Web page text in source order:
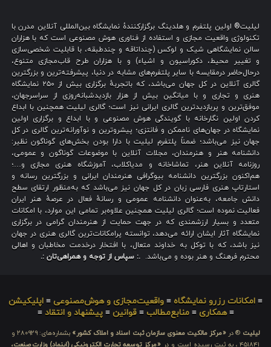
لیلیت® اولین پلتفرم و هلدینگ برگزارکنندهٔ نمایشگاه بین‌المللی آنلاین مدرن با
تکنولوژی واقعیت مجازی و استفاده از فناوری هوش مصنوعی است که با هزاران
سالن نمایشگاهی شیک و لوکس (چنداتاقه و چندطبقه، با قابلیت شخصی‌سازی
و تغییر محیط، دکوراسیون و اشیاء) و با هزاران طرح قاب‌مجازی متنوع،
درحال‌حاضر درمقایسه با سایر پلتفرم‌های مشابه در دنیا، پیشرفته‌ترین و بزرگترین
گالری آنلاین در کل جهان می‌باشد، که باتجربهٔ برگزاری بیش از ۲۵۰ نمایشگاه
هنری و تجاری و با میانگین بیش از هزار بازدیدشبانه‌روزی از سراسرجهان،
موفق‌ترین و پربازدیدترین گالری ایرانی نیز است؛ گالری لیلیت همچنین با ابداع
کردن اولین نگارخانه با گویندگی هوش مصنوعی و با ابداع و برگزاری اولین
نمایشگاه در جهان‌های ناممکن و فانتزی؛ پیشروترین و نوآورانه‌ترین گالری در کل
جهان نیز می‌باشد؛ ضمناً پلتفرم لیلیت با دارا بودن بخش‌های گوناگون نظیر:
دانشنامه هنر و هنرمندان، مجلات آنلاین با موضوعات گوناگون و عمومی،
روزنامه آنلاین هنر، تماشاخانه و مدیاکلاب، آموزشگاه هنری مجازی و…؛
هم‌اکنون بزرگترین دانشنامه بیوگرافی هنرمندان ایرانی و بزرگترین رسانه و
استارتاپ هنری فارسی زبان در کل جهان نیز می‌باشد که به‌منظور ارتقای سطح
دانش جامعه، به‌عنوان دانشنامه عمومی و رسانهٔ فعال در عرصهٔ هنر ایران
فعالیت نموده است؛ گالری لیلیت همچنین علاوه‌بر تمامی این موارد، با امکانات
متعدد و بسیار ارزشمندی که در جهت حمایت از هنرمندان گرامی در برگزاری
نمایشگاه آثار ایشان ارائه می‌دهد، توانسته پرامکانات‌ترین گالری هنری در جهان
نیز باشد، که با توکل به خداوند متعال، با افتخار درخدمت مخاطبان و اهالی
محترم فرهنگ و هنر بوده و می‌باشد. .: سپاس از توجه و همراهی‌تان :.
≡ امکانات رزرو نمایشگاه ≡ واقعیت‌مجازی و هوش‌مصنوعی ≡ اپلیکیشن
≡همکاری ≡منابع‌مطالب ≡قوانین ≡پیشنهاد و انتقاد ≡
لیلیت ® در «مرکز مالکیت معنوی سازمان ثبت اسناد و املاک کشور»
بشماره‌های: ۲۸۰۹۲۹ و
۴۵۱۸۴۱ ، به ثبت رسیده است و در
«مرکز توسعه تجارت الکترونیکی (اینماد) وزارت صنعت،